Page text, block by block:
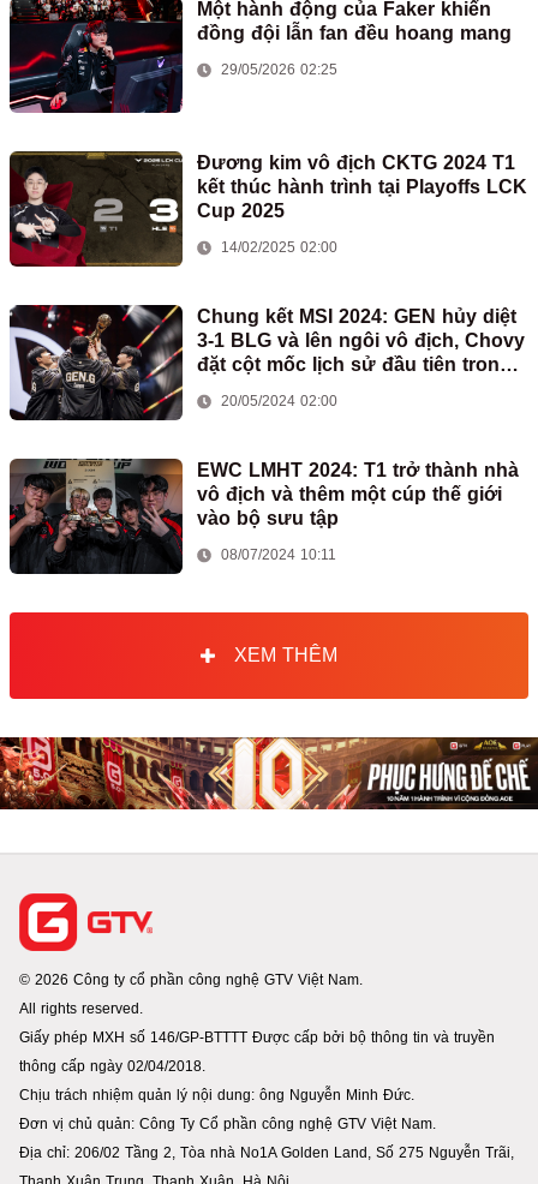
Một hành động của Faker khiến
đồng đội lẫn fan đều hoang mang
29/05/2026 02:25
Đương kim vô địch CKTG 2024 T1
kết thúc hành trình tại Playoffs LCK
Cup 2025
14/02/2025 02:00
Chung kết MSI 2024: GEN hủy diệt
3-1 BLG và lên ngôi vô địch, Chovy
đặt cột mốc lịch sử đầu tiên trong
20/05/2024 02:00
EWC LMHT 2024: T1 trở thành nhà
vô địch và thêm một cúp thế giới
vào bộ sưu tập
08/07/2024 10:11
XEM THÊM
© 2026 Công ty cổ phần công nghệ GTV Việt Nam.
All rights reserved.
Giấy phép MXH số 146/GP-BTTTT Được cấp bởi bộ thông tin và truyền
thông cấp ngày 02/04/2018.
Chịu trách nhiệm quản lý nội dung: ông Nguyễn Minh Đức.
Đơn vị chủ quản: Công Ty Cổ phần công nghệ GTV Việt Nam.
Địa chỉ: 206/02 Tầng 2, Tòa nhà No1A Golden Land, Số 275 Nguyễn Trãi,